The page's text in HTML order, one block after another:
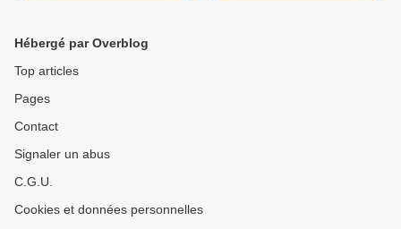
Hébergé par Overblog
Top articles
Pages
Contact
Signaler un abus
C.G.U.
Cookies et données personnelles